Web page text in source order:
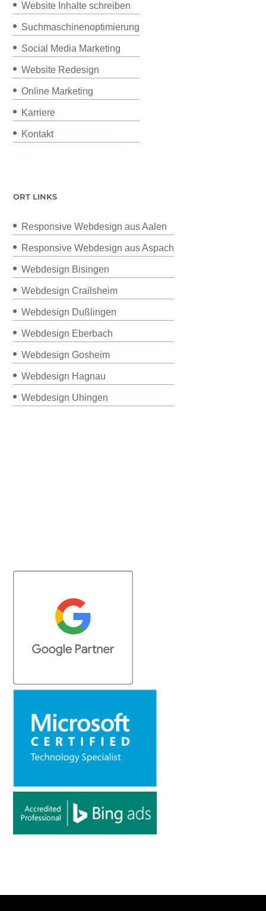
Website Inhalte schreiben
Suchmaschinenoptimierung
Social Media Marketing
Website Redesign
Online Marketing
Karriere
Kontakt
ORT LINKS
Responsive Webdesign aus Aalen
Responsive Webdesign aus Aspach
Webdesign Bisingen
Webdesign Crailsheim
Webdesign Dußlingen
Webdesign Eberbach
Webdesign Gosheim
Webdesign Hagnau
Webdesign Uhingen